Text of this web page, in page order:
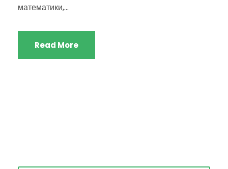
математики,...
Read More